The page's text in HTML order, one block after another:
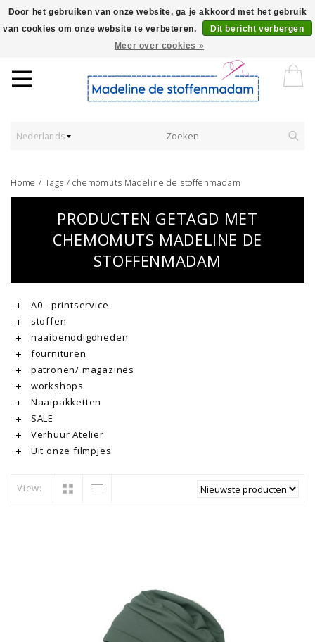
Worldwide Shipping - Onze stoffen worden verkocht per 10 cm.
Nederlands
Home / Tags /chemomuts Madeline de stoffenmadam
PRODUCTEN GETAGD MET
CHEMOMUTS MADELINE DE
STOFFENMADAM
A0 - printservice
stoffen
naaibenodigdheden
fournituren
patronen/ magazines
workshops
Naaipakketten
SALE
Verhuur Atelier
Uit onze filmpjes
View:
Door het gebruiken van onze website, ga je akkoord met het gebruik
van cookies om onze website te verbeteren.
Dit bericht verbergen
Meer over cookies »